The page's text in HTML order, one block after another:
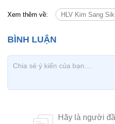
Xem thêm về: HLV Kim Sang Sik